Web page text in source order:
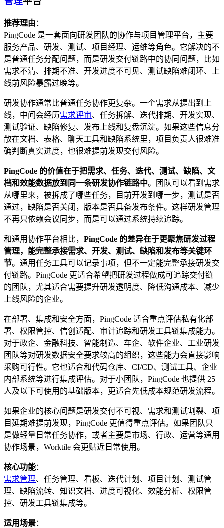
推荐理由 ：
PingCode 是一套面向研发团队的协作与项目管理平台，主要
服务产品、研发、测试、项目经理、运维等角色。它解决的不
是普通任务分配问题，而是研发交付链路中的协同问题，比如
需求不清、排期不准、开发进度不可见、测试缺陷难闭环、上
线前风险暴露过晚等。
研发协作通常比普通任务协作更复杂。一个需求从提出到上
线，中间会经历需求评审、任务拆解、迭代排期、开发实现、
测试验证、缺陷修复、发布上线和复盘沉淀。如果这些信息分
散在文档、表格、聊天工具和缺陷系统里，项目负责人很难准
确判断真实进度，也很难提前发现交付风险。
PingCode 的价值在于把需求、任务、迭代、测试、缺陷、文
档和效能数据放到同一条研发协作链路中。团队可以看到需求
从哪里来，被拆成了哪些任务，目前开发到哪一步，测试是否
通过，缺陷是否关闭，版本是否具备发布条件。这样研发管理
不再只依赖会议同步，而是可以通过系统持续追踪。
和通用协作平台相比， PingCode 的差异在于更聚焦研发过程
管理，能完整承接需求、开发、测试、缺陷和发布等关键环
节。通用任务工具可以记录事项，但不一定能完整承接研发交
付链路。PingCode 更适合希望把研发过程做成可追踪交付链
的团队，尤其适合需要提升研发透明度、降低沟通成本、减少
上线风险的企业。
在部署、集成和安全方面，PingCode 适合重点评估私有化部
署、权限管控、信创适配、审计追踪和研发工具链集成能力。
对于政企、金融科技、智能制造、车企、软件企业、工业研发
团队等对研发数据安全要求较高的组织，这些能力会直接影响
采购可行性。它也适合和代码仓库、CI/CD、测试工具、企业
内部系统等进行集成评估。对于小团队，PingCode 也提供 25
人及以下可使用的基础版本，更适合先低成本规范研发流程。
如果企业的核心问题是研发交付不可视、需求和测试割裂、项
目延期难提前发现，PingCode 更值得重点评估。如果团队只
是做轻量日常任务协作，或者主要是市场、行政、运营等通用
协作场景，Worktile 会更贴近日常使用。
核心功能：
需求管理、任务管理、看板、迭代计划、项目计划、测试管
理、缺陷流转、知识文档、进度可视化、效能分析、权限管
控、研发工具链集成等。
适用场景：